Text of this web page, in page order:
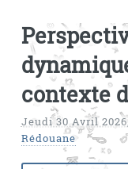
contexte
Jeudi 30 Avril 2026
Rédouane